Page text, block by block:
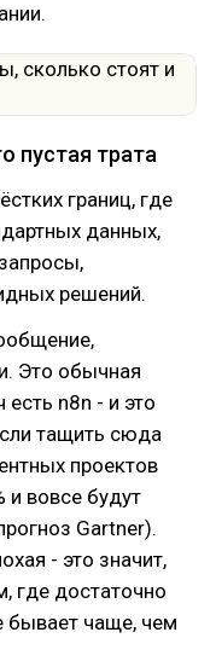
пустая трата
границ, где
данных,
решений.
Это обычная
n8n - и это
тащить сюда
проектов
и вовсе будут
Gartner).
- это значит,
где достаточно
бывает чаще, чем